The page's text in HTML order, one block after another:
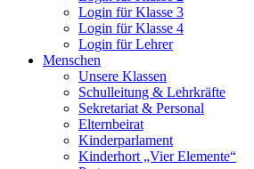
Log­in für Klas­se 3
Log­in für Klas­se 4
Log­in für Leh­rer
Men­schen
Unse­re Klas­sen
Schul­lei­tung & Lehr­kräf­te
Sekre­ta­ri­at & Per­so­nal
Eltern­bei­rat
Kin­der­par­la­ment
Kin­der­hort „Vier Ele­men­te“